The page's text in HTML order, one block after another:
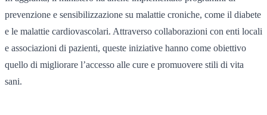
prevenzione e sensibilizzazione su malattie croniche, come il diabete
e le malattie cardiovascolari. Attraverso collaborazioni con enti locali
e associazioni di pazienti, queste iniziative hanno come obiettivo
quello di migliorare l’accesso alle cure e promuovere stili di vita
sani.